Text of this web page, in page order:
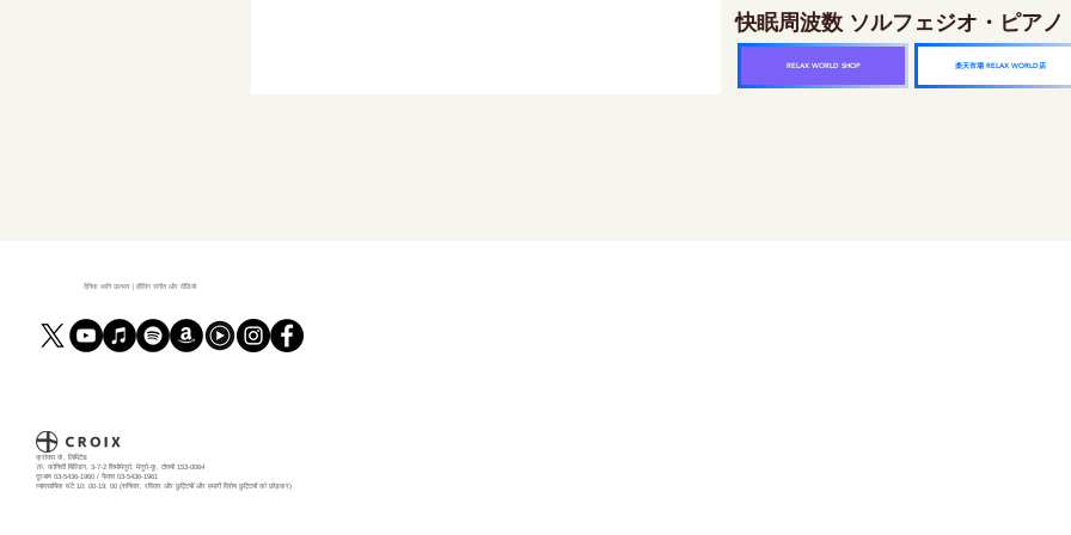
快眠周波数 ソルフェジオ・ピア
RELAX WORLD SHOP 楽天市場 RELAX WORLD店
दैनिक ध्वनि उपचार | हीलिंग संगीत और वीडियो
क्रोक्स कं, लिमिटेड
7F, कोनिशी बिल्डिंग, 3-7-2 शिमोमेगुरो, मेगुरो-कू, टोक्यो 153-0064
दूरभाष 03-5436-1960 / फैक्स 03-5436-1961
व्यावसायिक घंटे 10: 00-19: 00 (शनिवार, रविवार और छुट्टियों और हमारी विशेष छुट्टियों को छोड़कर)